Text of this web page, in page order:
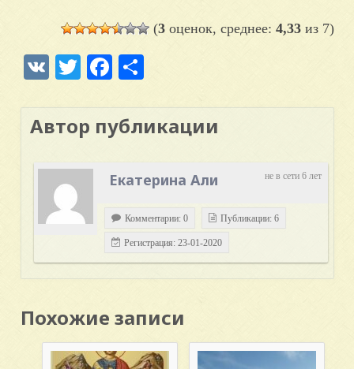
(3 оценок, среднее: 4,33 из 7)
VK TwitterFacebook
Автор публикации
не в сети 6 лет
Екатерина Али
Комментарии: 0 Публикации: 6
Регистрация: 23-01-2020
Похожие записи